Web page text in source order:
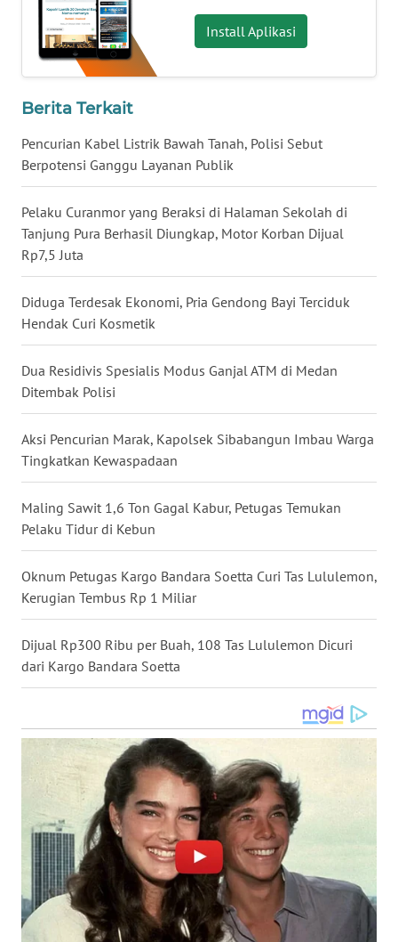
Install Aplikasi
Berita Terkait
Pencurian Kabel Listrik Bawah Tanah, Polisi Sebut
Berpotensi Ganggu Layanan Publik
Pelaku Curanmor yang Beraksi di Halaman Sekolah di
Tanjung Pura Berhasil Diungkap, Motor Korban Dijual
Rp7,5 Juta
Diduga Terdesak Ekonomi, Pria Gendong Bayi Terciduk
Hendak Curi Kosmetik
Dua Residivis Spesialis Modus Ganjal ATM di Medan
Ditembak Polisi
Aksi Pencurian Marak, Kapolsek Sibabangun Imbau Warga
Tingkatkan Kewaspadaan
Maling Sawit 1,6 Ton Gagal Kabur, Petugas Temukan
Pelaku Tidur di Kebun
Oknum Petugas Kargo Bandara Soetta Curi Tas Lululemon,
Kerugian Tembus Rp 1 Miliar
Dijual Rp300 Ribu per Buah, 108 Tas Lululemon Dicuri
dari Kargo Bandara Soetta
WN
BABEL
SUMBAR
WN
SUMSEL
BENGKULU
LAMPUNG
JATENG
NUSANTARA
WN
JOGJA
WN
JATIM
WN
BALI
WN
KALTENG
WN
KALTARA
WN
KALSEL